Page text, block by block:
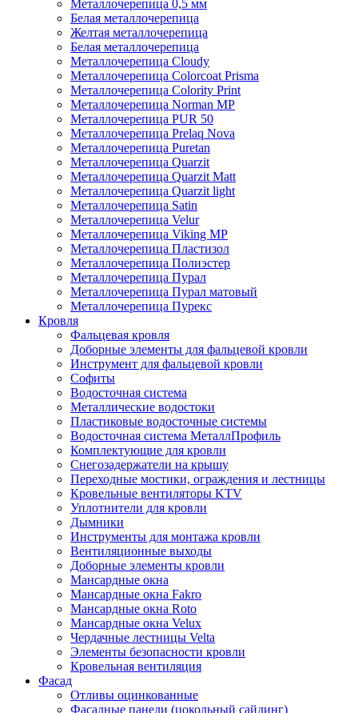
Металлочерепица 0,5 мм
Белая металлочерепица
Желтая металлочерепица
Белая металлочерепица
Металлочерепица Cloudy
Металлочерепица Colorcoat Prisma
Металлочерепица Colority Print
Металлочерепица Norman MP
Металлочерепица PUR 50
Металлочерепица Prelaq Nova
Металлочерепица Puretan
Металлочерепица Quarzit
Металлочерепица Quarzit Matt
Металлочерепица Quarzit light
Металлочерепица Satin
Металлочерепица Velur
Металлочерепица Viking MP
Металлочерепица Пластизол
Металлочерепица Полиэстер
Металлочерепица Пурал
Металлочерепица Пурал матовый
Металлочерепица Пурекс
Кровля
Фальцевая кровля
Доборные элементы для фальцевой кровли
Инструмент для фальцевой кровли
Софиты
Водосточная система
Металлические водостоки
Пластиковые водосточные системы
Водосточная система МеталлПрофиль
Комплектующие для кровли
Снегозадержатели на крышу
Переходные мостики, ограждения и лестницы
Кровельные вентиляторы KTV
Уплотнители для кровли
Дымники
Инструменты для монтажа кровли
Вентиляционные выходы
Доборные элементы кровли
Мансардные окна
Мансардные окна Fakro
Мансардные окна Roto
Мансардные окна Velux
Чердачные лестницы Velta
Элементы безопасности кровли
Кровельная вентиляция
Фасад
Отливы оцинкованные
Фасадные панели (цокольный сайдинг)